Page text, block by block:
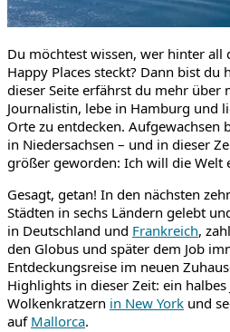
Du möchtest wissen, wer hinter all
Happy Places steckt? Dann bist
dieser Seite erfährst du mehr über
Journalistin, lebe in Hamburg und
Orte zu entdecken.
in Niedersachsen – und in dieser
größer geworden: Ich will die Welt
Gesagt, getan! In den nächsten
Städten in sechs Ländern gelebt
in Deutschland und Frankreich,
den Globus und später dem Job
Entdeckungsreise im neuen
Highlights in dieser Zeit: ein halbes
Wolkenkratzern in New York und
auf Mallorca.